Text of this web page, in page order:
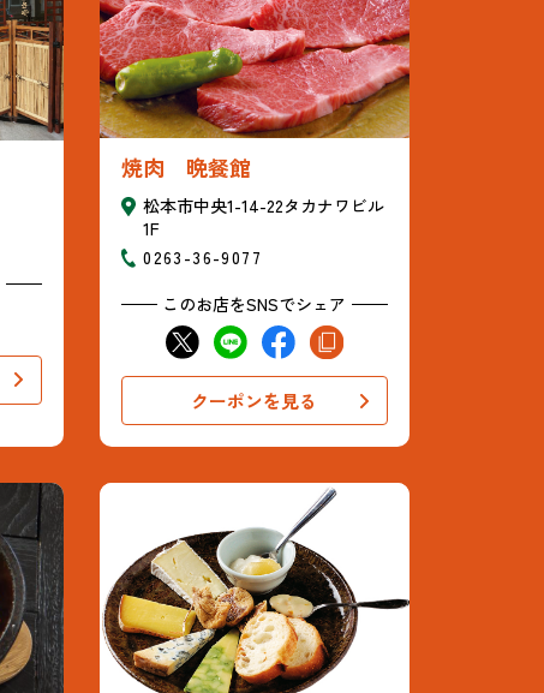
焼肉 晩餐館
松本市中央1-14-22タカナワビル
1F
0263-36-9077
このお店をSNSでシェア
クーポンを見る